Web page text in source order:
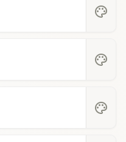
palette
palette
palette